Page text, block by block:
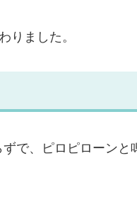
りました。
で、ピロピローンと